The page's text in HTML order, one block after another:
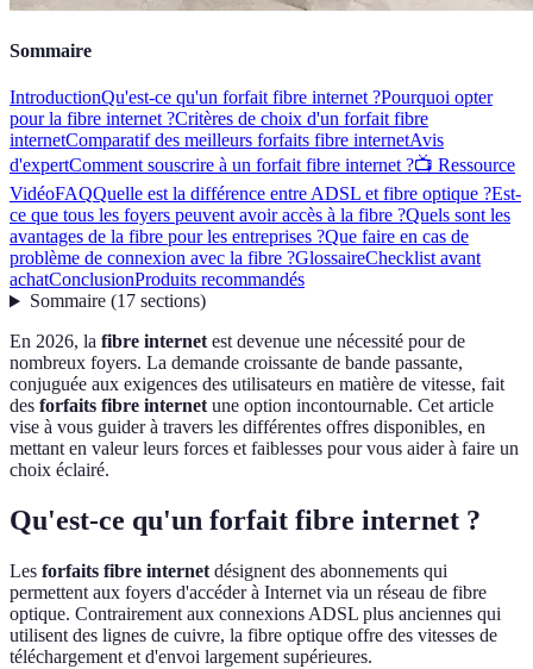
Sommaire
IntroductionQu'est-ce qu'un forfait fibre internet ?Pourquoi opter
pour la fibre internet ?Critères de choix d'un forfait fibre
internetComparatif des meilleurs forfaits fibre internetAvis
d'expertComment souscrire à un forfait fibre internet ?📺 Ressource
VidéoFAQQuelle est la différence entre ADSL et fibre optique ?Est-
ce que tous les foyers peuvent avoir accès à la fibre ?Quels sont les
avantages de la fibre pour les entreprises ?Que faire en cas de
problème de connexion avec la fibre ?GlossaireChecklist avant
achatConclusionProduits recommandés
Sommaire(17 sections)
En 2026, la fibre internetest devenue une nécessité pour de
nombreux foyers. La demande croissante de bande passante,
conjuguée aux exigences des utilisateurs en matière de vitesse, fait
des forfaits fibre internetune option incontournable. Cet article
vise à vous guider à travers les différentes offres disponibles, en
mettant en valeur leurs forces et faiblesses pour vous aider à faire un
choix éclairé.
Qu'est-ce qu'un forfait fibre internet ?
Les forfaits fibre internet désignent des abonnements qui
permettent aux foyers d'accéder à Internet via un réseau de fibre
optique. Contrairement aux connexions ADSL plus anciennes qui
utilisent des lignes de cuivre, la fibre optique offre des vitesses de
téléchargement et d'envoi largement supérieures.